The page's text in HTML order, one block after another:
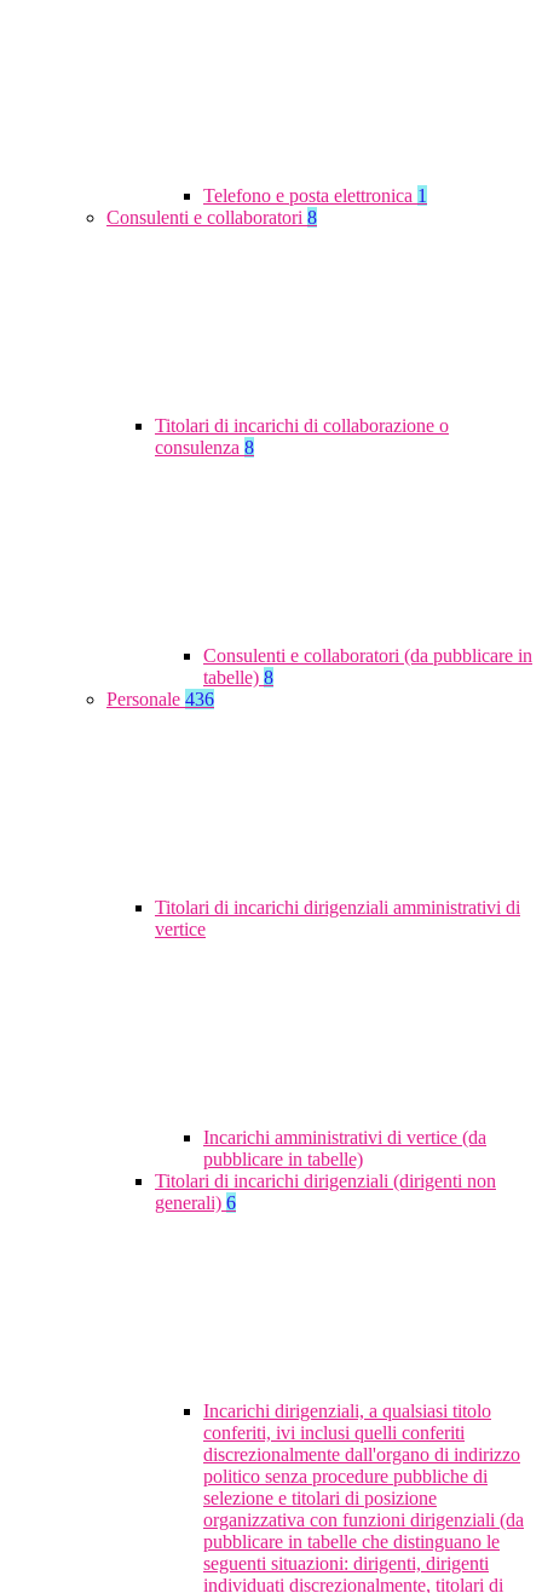
Telefono e posta elettronica 1
Consulenti e collaboratori 8
Titolari di incarichi di collaborazione o
consulenza 8
Consulenti e collaboratori (da pubblicare in
tabelle) 8
Personale 436
Titolari di incarichi dirigenziali amministrativi di
vertice
Incarichi amministrativi di vertice (da
pubblicare in tabelle)
Titolari di incarichi dirigenziali (dirigenti non
generali) 6
Incarichi dirigenziali, a qualsiasi titolo
conferiti, ivi inclusi quelli conferiti
discrezionalmente dall'organo di indirizzo
politico senza procedure pubbliche di
selezione e titolari di posizione
organizzativa con funzioni dirigenziali (da
pubblicare in tabelle che distinguano le
seguenti situazioni: dirigenti, dirigenti
individuati discrezionalmente, titolari di